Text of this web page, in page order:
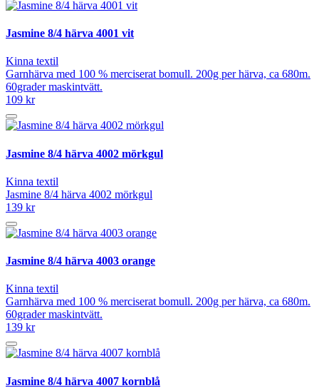
Jasmine 8/4 härva 4001 vit
Kinna textil
Garnhärva med 100 % merciserat bomull. 200g per härva, ca 680m.
60grader maskintvätt.
109 kr
Jasmine 8/4 härva 4002 mörkgul
Kinna textil
Jasmine 8/4 härva 4002 mörkgul
139 kr
Jasmine 8/4 härva 4003 orange
Kinna textil
Garnhärva med 100 % merciserat bomull. 200g per härva, ca 680m.
60grader maskintvätt.
139 kr
Jasmine 8/4 härva 4007 kornblå